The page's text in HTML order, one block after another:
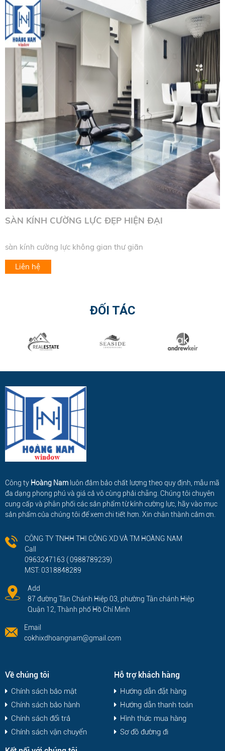
SÀN KÍNH CƯỜNG LỰC ĐẸP HIỆN ĐẠI
sàn kính cường lực không gian thư giãn
Liên hệ
ĐỐI TÁC
Công ty Hoàng Nam luôn đảm bảo chất lượng theo quy định, mẫu mã
đa dạng phong phú và giá cả vô cùng phải chăng. Chúng tôi chuyên
cung cấp và phân phối các sản phẩm từ kính cường lực, hãy vào mục
sản phẩm của chúng tôi để xem chi tiết hơn. Xin chân thành cảm ơn.
CÔNG TY TNHH THI CÔNG XD VÀ TM HOÀNG NAM
Call
0963247163 ( 0988789239)
MST: 0318848289
Add
87 đường Tân Chánh Hiệp 03, phường Tân chánh Hiệp
Quận 12, Thành phố Hồ Chí Minh
Email
cokhixdhoangnam@gmail.com
Về chúng tôi
Chính sách bảo mật
Chính sách bảo hành
Chính sách đổi trả
Chính sách vận chuyển
Hỗ trợ khách hàng
Hướng dẫn đặt hàng
Hướng dẫn thanh toán
Hình thức mua hàng
Sơ đồ đường đi